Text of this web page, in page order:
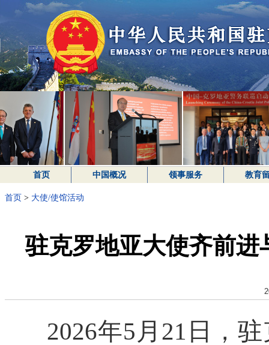
首页 中国概况 领事服务 教育
首页 > 大使/使馆活动
驻克罗地亚大使齐前
2026年5月21日，